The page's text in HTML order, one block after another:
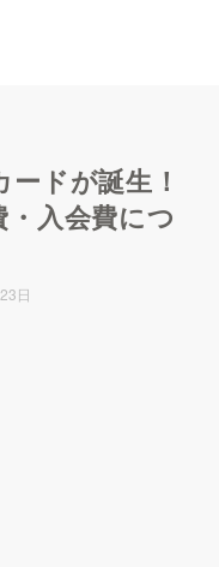
ドが誕生！
入会費につ
日